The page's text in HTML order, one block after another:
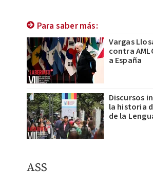
Para saber más:
Vargas
contra
a España
Discursos
la historia
de la
ASS